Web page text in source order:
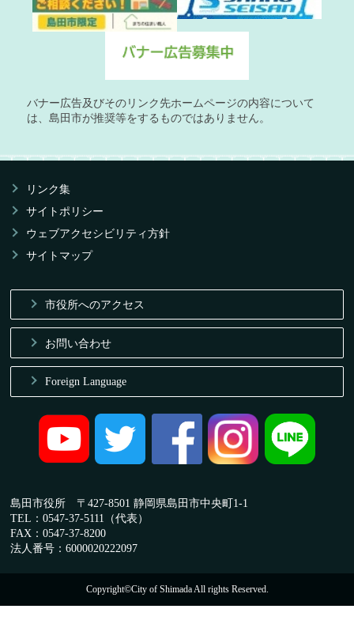
バナー広告及びそのリンク先ホームページの内容について
は、島田市が推奨等をするものではありません。
リンク集
サイトポリシー
ウェブアクセシビリティ方針
サイトマップ
市役所へのアクセス
お問い合わせ
Foreign Language
島田市役所 〒427-8501 静岡県島田市中央町1-1
TEL：0547-37-5111（代表）
FAX：0547-37-8200
法人番号：6000020222097
Copyright©City of Shimada All rights Reserved.